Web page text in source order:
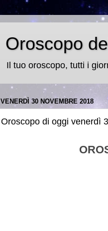
Oroscopo
Il tuo oroscopo, tutti i
VENERDÌ 30 NOVEMBRE 2018
Oroscopo di oggi venerdì